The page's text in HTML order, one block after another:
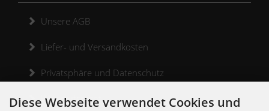
Unsere AGB
Liefer- und Versandkosten
Privatsphäre und Datenschutz
Widerrufsrecht
Diese Webseite verwendet Cookies und